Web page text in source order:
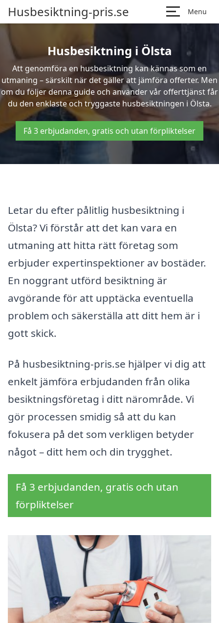
Husbesiktning-pris.se Menu
Husbesiktning i Ölsta
Att genomföra en husbesiktning kan kännas som en
utmaning – särskilt när det gäller att jämföra offerter. Men
om du följer denna guide och använder vår offerttjänst får
du den enklaste och tryggaste husbesiktningen i Ölsta.
Få 3 erbjudanden, gratis och utan förpliktelser
Letar du efter pålitlig husbesiktning i
Ölsta? Vi förstår att det kan vara en
utmaning att hitta rätt företag som
erbjuder expertinspektioner av bostäder.
En noggrant utförd besiktning är
avgörande för att upptäcka eventuella
problem och säkerställa att ditt hem är i
gott skick.
På husbesiktning-pris.se hjälper vi dig att
enkelt jämföra erbjudanden från olika
besiktningsföretag i ditt närområde. Vi
gör processen smidig så att du kan
fokusera på det som verkligen betyder
något – ditt hem och din trygghet.
Få 3 erbjudanden, gratis och utan
förpliktelser